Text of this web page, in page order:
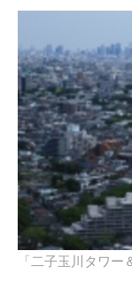
「二子玉川タワ